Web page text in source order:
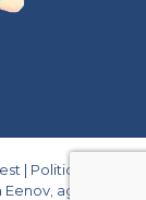
| Politique de
agence